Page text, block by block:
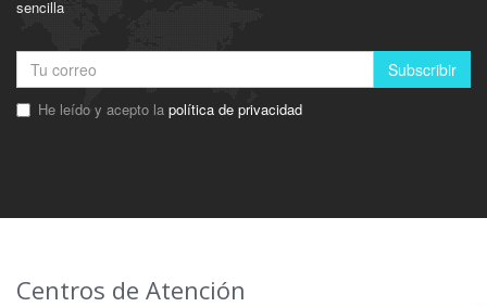
sencilla
Subscribir
He leído y acepto la política de privacidad
Centros de Atención